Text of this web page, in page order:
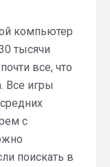
компьютер
тысячи
все, что
Все игры
с
поискать в